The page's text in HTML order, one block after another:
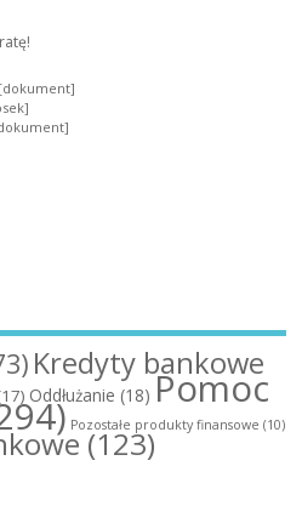
Kredyty bankowe
Oddłużanie (18) Pomoc
Pozostałe produkty finansowe (10)
(123)